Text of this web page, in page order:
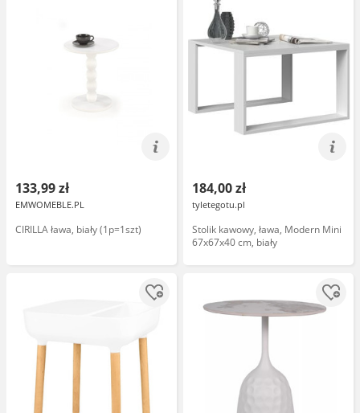
133,99 zł
EMWOMEBLE.PL
CIRILLA ława, biały (1p=1szt)
184,00 zł
tyletegotu.pl
Stolik kawowy, ława, Modern Mini
67x67x40 cm, biały